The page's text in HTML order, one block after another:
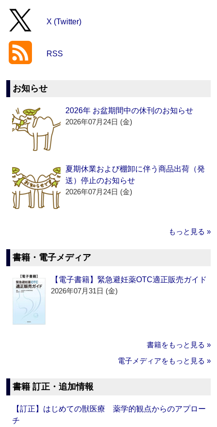
X (Twitter)
RSS
お知らせ
2026年 お盆期間中の休刊のお知らせ
2026年07月24日 (金)
夏期休業および棚卸に伴う商品出荷（発
送）停止のお知らせ
2026年07月24日 (金)
もっと見る »
書籍・電子メディア
【電子書籍】緊急避妊薬OTC適正販売ガイド
2026年07月31日 (金)
書籍をもっと見る »
電子メディアをもっと見る »
書籍 訂正・追加情報
【訂正】はじめての獣医療 薬学的観点からのアプロー
チ